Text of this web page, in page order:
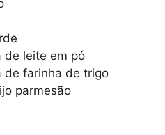
de leite em pó
de farinha de trigo
parmesão